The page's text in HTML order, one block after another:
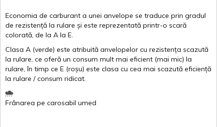
Economia de carburant a unei anvelope se traduce prin gradul
de rezistență la rulare și este reprezentată printr-o scară
colorată, de la A la E.
Clasa A (verde) este atribuită anvelopelor cu rezistența scazută
la rulare, ce oferă un consum mult mai eficient (mai mic) la
rulare,în timp ce E (roșu) este clasa cu cea mai scazută eficiență
la rulare /consum ridicat.
Frânarea pe carosabil umed